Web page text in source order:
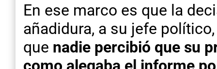
En ese marco es que la
añadidura, a su jefe
que nadie percibió que su